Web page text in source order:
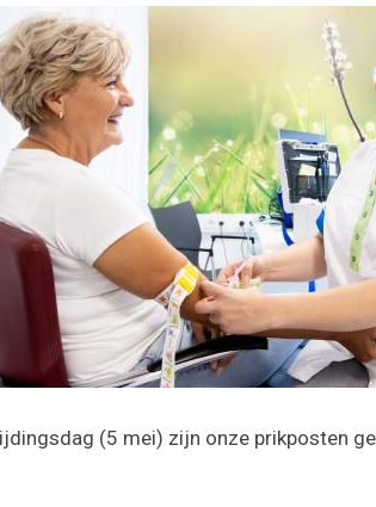
(5 mei) zijn onze prikposten